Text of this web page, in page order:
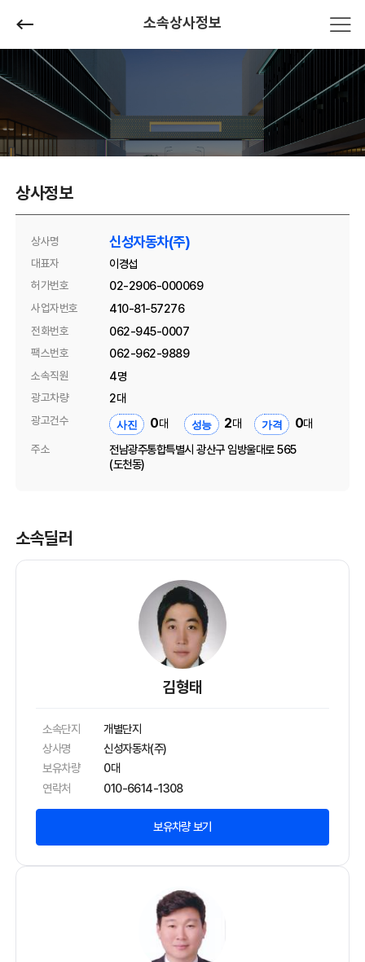
소속상사정보
상사정보
상사명 신성자동차(주)
대표자 이경섭
허가번호 02-2906-000069
사업자번호 410-81-57276
전화번호 062-945-0007
팩스번호 062-962-9889
소속직원 4명
광고차량 2대
광고건수 사진 0대 성능 2대 가격 0대
주소
전남광주통합특별시 광산구 임방울대로 565
(도천동)
소속딜러
김형태
소속단지
개별단지
상사명
신성자동차(주)
보유차량
0대
연락처
010-6614-1308
보유차량 보기